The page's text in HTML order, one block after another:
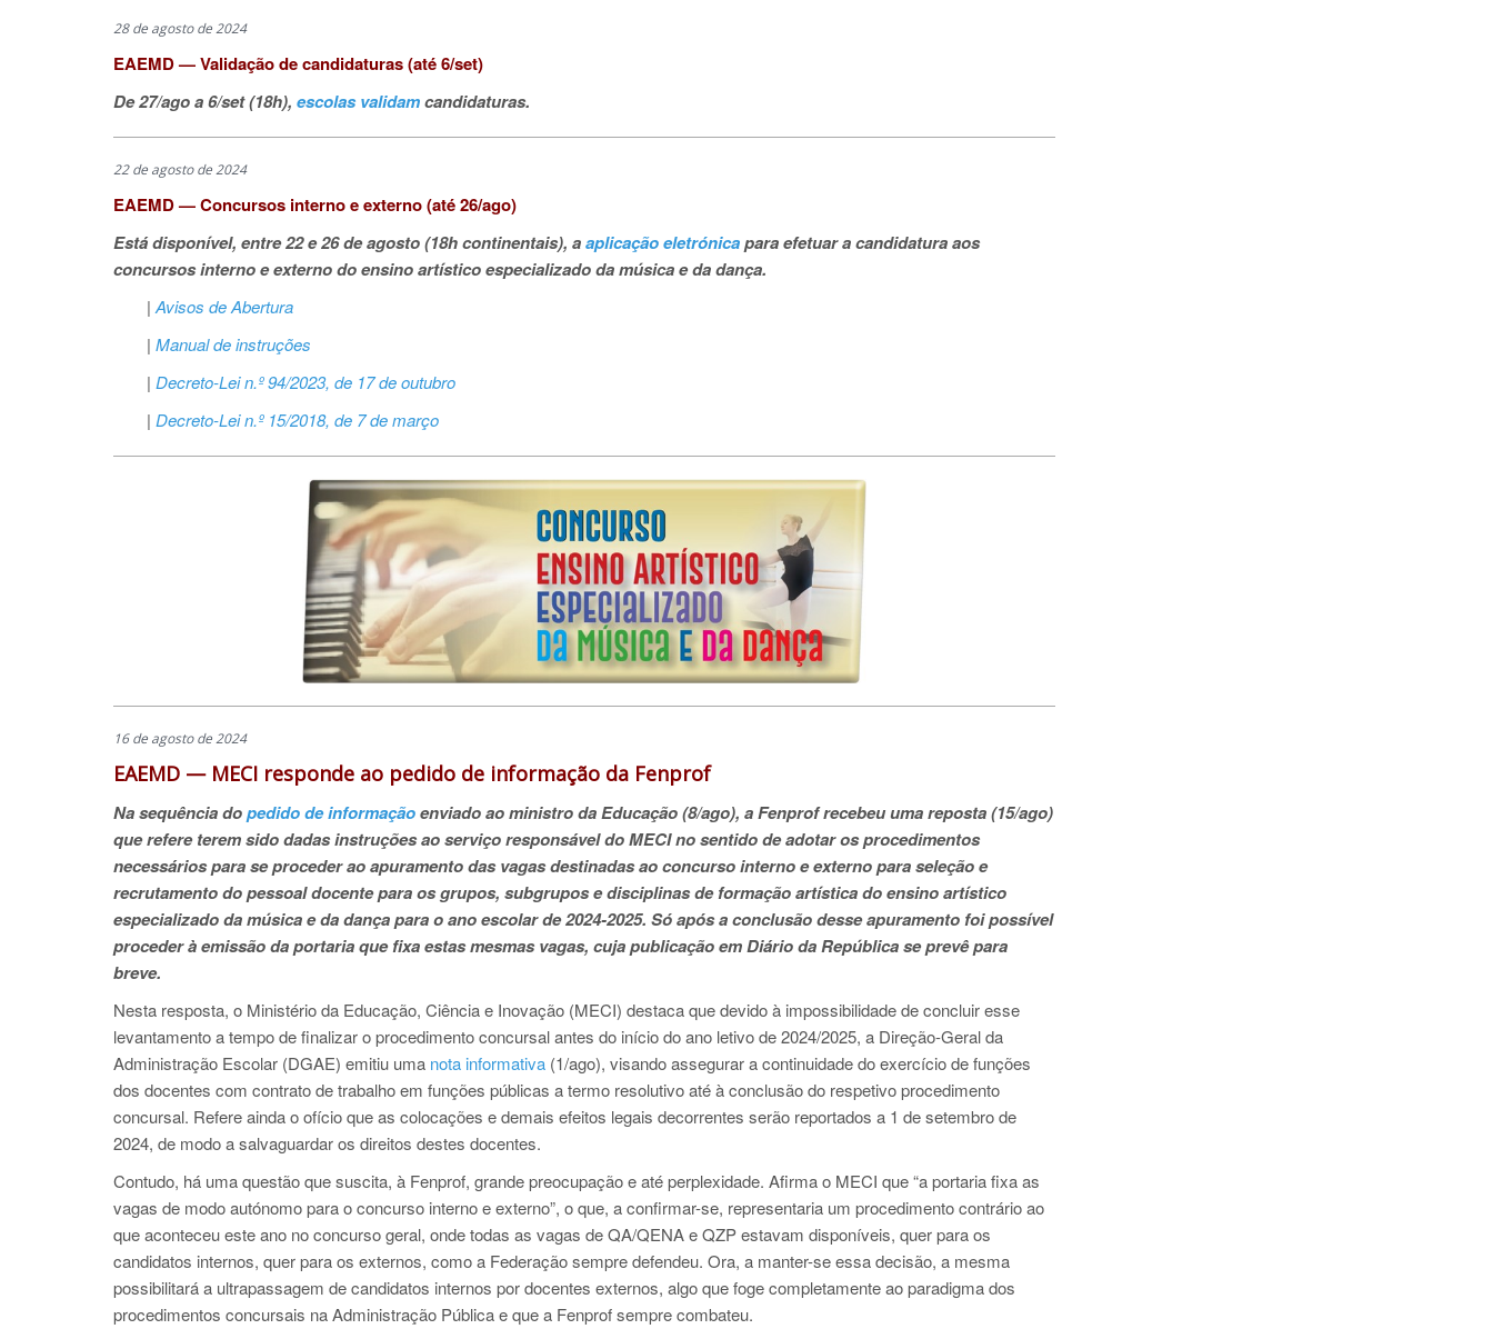
28 de agosto de 2024
EAEMD — Validação de candidaturas (até 6/set)
De 27/ago a 6/set (18h), escolas validamcandidaturas.
22 de agosto de 2024
EAEMD — Concursos interno e externo (até 26/ago)
Está disponível, entre 22 e 26 de agosto (18h continentais), aaplicação eletrónicapara efetuar a candidatura aos
concursos interno e externo do ensino artístico especializado da música e da dança.
| Avisos de Abertura
| Manual de instruções
| Decreto-Lei n.º 94/2023, de 17 de outubro
| Decreto-Lei n.º 15/2018, de 7 de março
16 de agosto de 2024
EAEMD — MECI responde ao pedido de informação da Fenprof
Na sequência dopedido de informaçãoenviado ao ministro da Educação (8/ago), a Fenprof recebeu uma reposta (15/ago)
que refere terem sido dadas instruções ao serviço responsável do MECI no sentido de adotar os procedimentos
necessários para se proceder ao apuramento das vagas destinadas ao concurso interno e externo para seleção e
recrutamento do pessoal docente para os grupos, subgrupos e disciplinas de formação artística do ensino artístico
especializado da música e da dança para o ano escolar de 2024-2025. Só após a conclusão desse apuramento foi possível
proceder à emissão da portaria que fixa estas mesmas vagas, cuja publicação em Diário da República se prevê para
breve.
Nesta resposta, o Ministério da Educação, Ciência e Inovação (MECI) destaca que devido à impossibilidade de concluir esse
levantamento a tempo de finalizar o procedimento concursal antes do início do ano letivo de 2024/2025, a Direção-Geral da
Administração Escolar (DGAE) emitiu uma nota informativa (1/ago), visando assegurar a continuidade do exercício de funções
dos docentes com contrato de trabalho em funções públicas a termo resolutivo até à conclusão do respetivo procedimento
concursal. Refere ainda o ofício que as colocações e demais efeitos legais decorrentes serão reportados a 1 de setembro de
2024, de modo a salvaguardar os direitos destes docentes.
Contudo, há uma questão que suscita, à Fenprof, grande preocupação e até perplexidade. Afirma o MECI que “a portaria fixa as
vagas de modo autónomo para o concurso interno e externo”, o que, a confirmar-se, representaria um procedimento contrário ao
que aconteceu este ano no concurso geral, onde todas as vagas de QA/QENA e QZP estavam disponíveis, quer para os
candidatos internos, quer para os externos, como a Federação sempre defendeu. Ora, a manter-se essa decisão, a mesma
possibilitará a ultrapassagem de candidatos internos por docentes externos, algo que foge completamente ao paradigma dos
procedimentos concursais na Administração Pública e que a Fenprof sempre combateu.